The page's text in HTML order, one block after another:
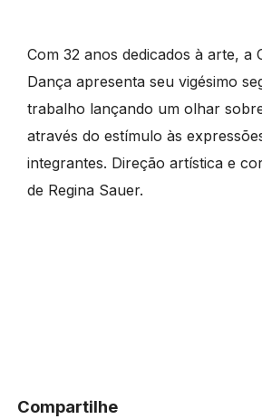
Com 32 anos dedicados à arte, a
Dança apresenta seu vigésimo
trabalho lançando um olhar
através do estímulo às
integrantes. Direção artística e
de Regina Sauer.
Compartilhe